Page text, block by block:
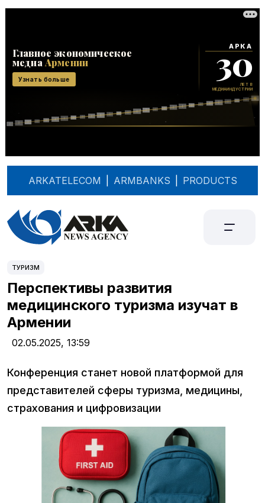
ARKATELECOM ARMBANKS PRODUCTS
ТУРИЗМ
Перспективы развития
медицинского туризма изучат в
Армении
02.05.2025, 13:59
Конференция станет новой платформой для
представителей сферы туризма, медицины,
страхования и цифровизации